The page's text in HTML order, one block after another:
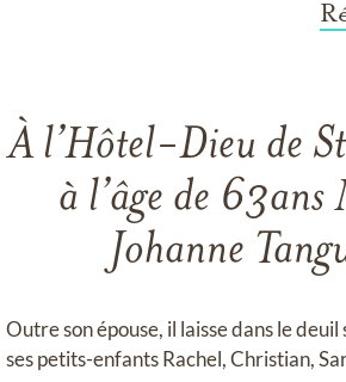
À l’Hôtel-Dieu de
à l’âge de
Johanne
Outre son épouse, il laisse dans le
ses petits-enfants Rachel, Christian,